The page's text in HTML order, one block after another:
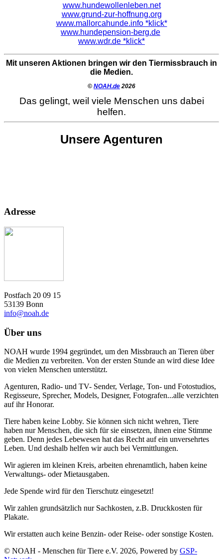
www.hundewollenleben.net
www.grund-zur-hoffnung.org
www.mallorcahunde.info *klick*
www.hundepension-berg.de
www.wdr.de *klick*
Mit unseren Aktionen bringen wir den Tiermissbrauch in
die Medien.
© NOAH.de 2026
Das gelingt, weil viele Menschen uns dabei
helfen.
Unsere Agenturen
Adresse
Postfach 20 09 15
53139 Bonn
info@noah.de
Über uns
NOAH wurde 1994 gegründet, um den Missbrauch an Tieren über
die Medien zu verbreiten. Von der ersten Stunde an wird diese Idee
von vielen Menschen unterstützt.
Agenturen, Radio- und TV- Sender, Verlage, Ton- und Fotostudios,
Regisseure, Sprecher, Models, Designer, Fotografen...alle verzichten
auf ihr Honorar.
Tiere haben keine Lobby. Sie können sich nicht wehren, Tiere
haben nur Menschen, die sich für sie einsetzen, ihnen eine Stimme
geben. Denn jedes Lebewesen hat das Recht auf ein unversehrtes
Leben. Und deshalb helfen wir auch bei Vermittlungen.
Wir agieren im kleinen Kreis, arbeiten ehrenamtlich, haben keine
Verwaltungs- oder Mietausgaben.
Jede Spende wird für den Tierschutz eingesetzt!
Wir zahlen grundsätzlich nur Sachkosten, z.B. Druckkosten für
Plakate.
Wir erstatten auch keine Benzin- oder Reise- oder sonstige Kosten.
© NOAH - Menschen für Tiere e.V. 2026, Powered by GSP-